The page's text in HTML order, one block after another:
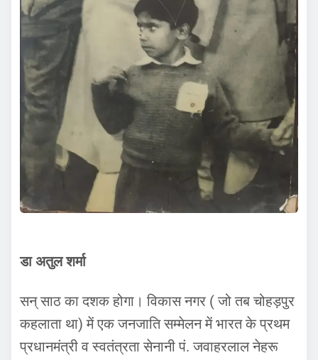
डा अतुल शर्मा
सन् साठ का दशक होगा। विकास नगर ( जो तब चोहड़पुर
कहलाता था) में एक जनजाति सम्मेलन में भारत के प्रथम
प्रधानमंत्री व स्वतंत्रता सेनानी पं. जवाहरलाल नेहरू